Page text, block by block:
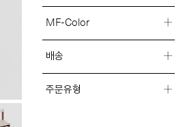
MF-Color
배송
주문유형